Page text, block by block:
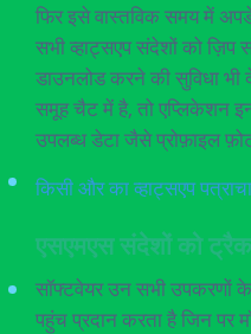
फिर इसे वास्तविक समय में
सभी व्हाट्सएप संदेशों को
डाउनलोड करने की सुविधा भी
समूह चैट में है, तो एप्लिकेशन
उपलब्ध डेटा जैसे प्रोफ़ाइल
किसी और का व्हाट्सएप
एसएमएस संदेशों को
सॉफ्टवेयर उन सभी उपकरणों
पहुंच प्रदान करता है जिन पर